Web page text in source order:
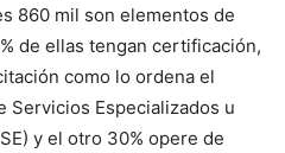
860 mil son elementos de
de ellas tengan certificación,
como lo ordena el
Servicios Especializados u
y el otro 30% opere de